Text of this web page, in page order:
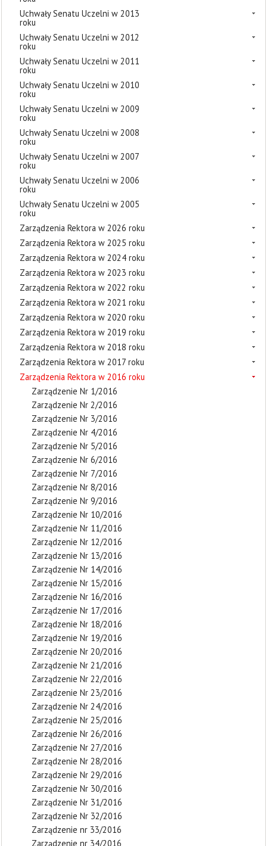
Uchwały Senatu Uczelni w 2013
roku
Uchwały Senatu Uczelni w 2012
roku
Uchwały Senatu Uczelni w 2011
roku
Uchwały Senatu Uczelni w 2010
roku
Uchwały Senatu Uczelni w 2009
roku
Uchwały Senatu Uczelni w 2008
roku
Uchwały Senatu Uczelni w 2007
roku
Uchwały Senatu Uczelni w 2006
roku
Uchwały Senatu Uczelni w 2005
roku
Zarządzenia Rektora w 2026 roku
Zarządzenia Rektora w 2025 roku
Zarządzenia Rektora w 2024 roku
Zarządzenia Rektora w 2023 roku
Zarządzenia Rektora w 2022 roku
Zarządzenia Rektora w 2021 roku
Zarządzenia Rektora w 2020 roku
Zarządzenia Rektora w 2019 roku
Zarządzenia Rektora w 2018 roku
Zarządzenia Rektora w 2017 roku
Zarządzenia Rektora w 2016 roku
Zarządzenie Nr 1/2016
Zarządzenie Nr 2/2016
Zarządzenie Nr 3/2016
Zarządzenie Nr 4/2016
Zarządzenie Nr 5/2016
Zarządzenie Nr 6/2016
Zarządzenie Nr 7/2016
Zarządzenie Nr 8/2016
Zarządzenie Nr 9/2016
Zarządzenie Nr 10/2016
Zarządzenie Nr 11/2016
Zarządzenie Nr 12/2016
Zarządzenie Nr 13/2016
Zarządzenie Nr 14/2016
Zarządzenie Nr 15/2016
Zarządzenie Nr 16/2016
Zarządzenie Nr 17/2016
Zarządzenie Nr 18/2016
Zarządzenie Nr 19/2016
Zarządzenie Nr 20/2016
Zarządzenie Nr 21/2016
Zarządzenie Nr 22/2016
Zarządzenie Nr 23/2016
Zarządzenie Nr 24/2016
Zarządzenie Nr 25/2016
Zarządzenie Nr 26/2016
Zarządzenie Nr 27/2016
Zarządzenie Nr 28/2016
Zarządzenie Nr 29/2016
Zarządzenie Nr 30/2016
Zarządzenie Nr 31/2016
Zarządzenie Nr 32/2016
Zarządzenie nr 33/2016
Zarządzenie nr 34/2016